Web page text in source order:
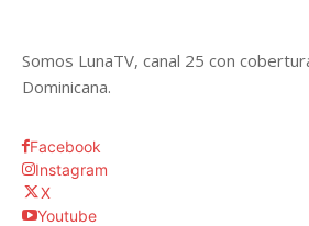
Somos LunaTV, canal 25 con
Dominicana.
Facebook
Instagram
X
Youtube